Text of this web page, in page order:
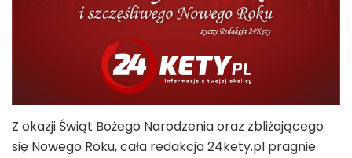
Z okazji Świąt Bożego Narodzenia oraz zbliżającego
się Nowego Roku, cała redakcja 24kety.pl pragnie